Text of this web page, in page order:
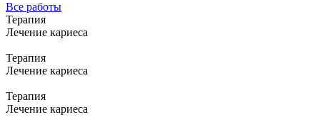
Все работы
Терапия
Лечение кариеса
Терапия
Лечение кариеса
Терапия
Лечение кариеса